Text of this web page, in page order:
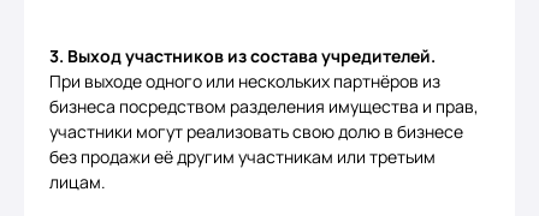
3. Выход участников из состава учредителей.
При выходе одного или нескольких партнёров из
бизнеса посредством разделения имущества и прав,
участники могут реализовать свою долю в бизнесе
без продажи её другим участникам или третьим
лицам.